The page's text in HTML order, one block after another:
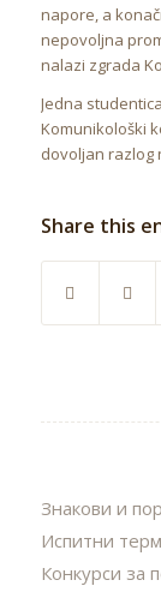
napore, a
nepovoljna
nalazi zgrada
Jedna
Komunikološki
dovoljan razlog
Share this
Знакови и
Испитни
Конкурси за